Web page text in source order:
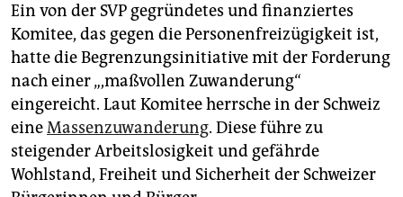
Ein von der SVP gegründetes und finanziertes
Komitee, das gegen die Personenfreizügigkeit ist,
hatte die Begrenzungsinitiative mit der Forderung
nach einer „,maßvollen Zuwanderung“
eingereicht. Laut Komitee herrsche in der Schweiz
eineMassenzuwanderung. Diese führe zu
steigender Arbeitslosigkeit und gefährde
Wohlstand, Freiheit und Sicherheit der Schweizer